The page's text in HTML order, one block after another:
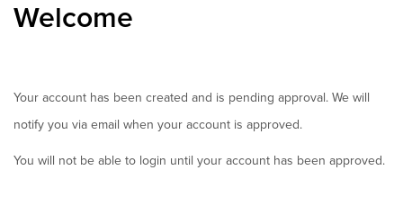
Welcome
Your account has been created and is pending approval. We will
notify you via email when your account is approved.
You will not be able to login until your account has been approved.